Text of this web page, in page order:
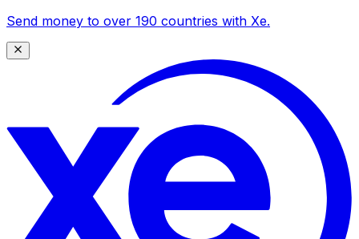
Send money to over 190 countries with Xe.